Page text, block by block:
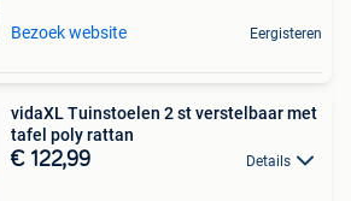
Bezoek website Eergisteren
vidaXL Tuinstoelen 2 st verstelbaar met
tafel poly rattan
€ 122,99 Details